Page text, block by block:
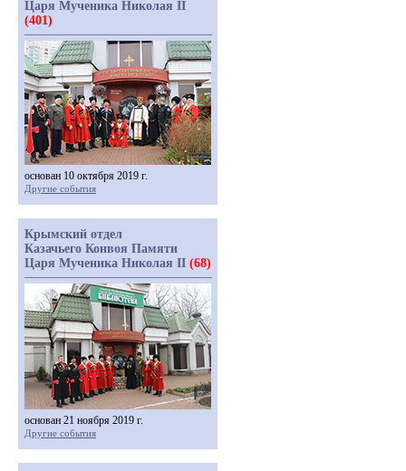
Царя Мученика Николая II
(401)
основан 10 октября 2019 г.
Другие события
Крымский отдел
Казачьего Конвоя Памяти
Царя Мученика Николая II (68)
основан 21 ноября 2019 г.
Другие события